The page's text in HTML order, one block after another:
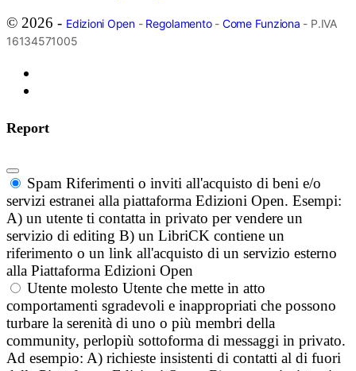
© 2026 - Edizioni Open- Regolamento- Come Funziona - P.IVA
16134571005
Report
Spam Riferimenti o inviti all'acquisto di beni e/o
servizi estranei alla piattaforma Edizioni Open. Esempi:
A) un utente ti contatta in privato per vendere un
servizio di editing B) un LibriCK contiene un
riferimento o un link all'acquisto di un servizio esterno
alla Piattaforma Edizioni Open
Utente molesto Utente che mette in atto
comportamenti sgradevoli e inappropriati che possono
turbare la serenità di uno o più membri della
community, perlopiù sottoforma di messaggi in privato.
Ad esempio: A) richieste insistenti di contatti al di fuori